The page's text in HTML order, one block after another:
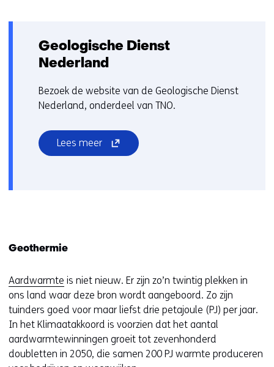
Geologische Dienst
Nederland
Bezoek de website van de Geologische Dienst
Nederland, onderdeel van TNO.
Lees meer(opent
in
Geothermie
Aardwarmte is niet nieuw. Er zijn zo’n twintig plekken in
ons land waar deze bron wordt aangeboord. Zo zijn
tuinders goed voor maar liefst drie petajoule (PJ) per jaar.
In het Klimaatakkoord is voorzien dat het aantal
aardwarmtewinningen groeit tot zevenhonderd
doubletten in 2050, die samen 200 PJ warmte produceren